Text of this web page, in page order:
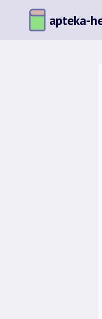
содержимому
apteka-